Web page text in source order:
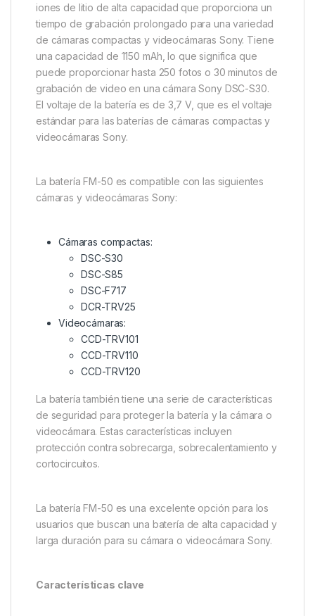
iones de litio de alta capacidad que proporciona un
tiempo de grabación prolongado para una variedad
de cámaras compactas y videocámaras Sony. Tiene
una capacidad de 1150 mAh, lo que significa que
puede proporcionar hasta 250 fotos o 30 minutos de
grabación de video en una cámara Sony DSC-S30.
El voltaje de la batería es de 3,7 V, que es el voltaje
estándar para las baterías de cámaras compactas y
videocámaras Sony.
La batería FM-50 es compatible con las siguientes
cámaras y videocámaras Sony:
Cámaras compactas:
DSC-S30
DSC-S85
DSC-F717
DCR-TRV25
Videocámaras:
CCD-TRV101
CCD-TRV110
CCD-TRV120
La batería también tiene una serie de características
de seguridad para proteger la batería y la cámara o
videocámara. Estas características incluyen
protección contra sobrecarga, sobrecalentamiento y
cortocircuitos.
La batería FM-50 es una excelente opción para los
usuarios que buscan una batería de alta capacidad y
larga duración para su cámara o videocámara Sony.
Características clave